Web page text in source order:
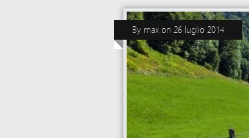
By max on 26 luglio 2014